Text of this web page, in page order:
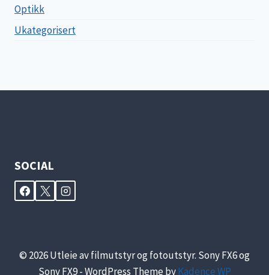
Optikk
Ukategorisert
SOCIAL
© 2026 Utleie av filmutstyr og fotoutstyr. Sony FX6 og
Sony FX9 - WordPress Theme byKadence WP